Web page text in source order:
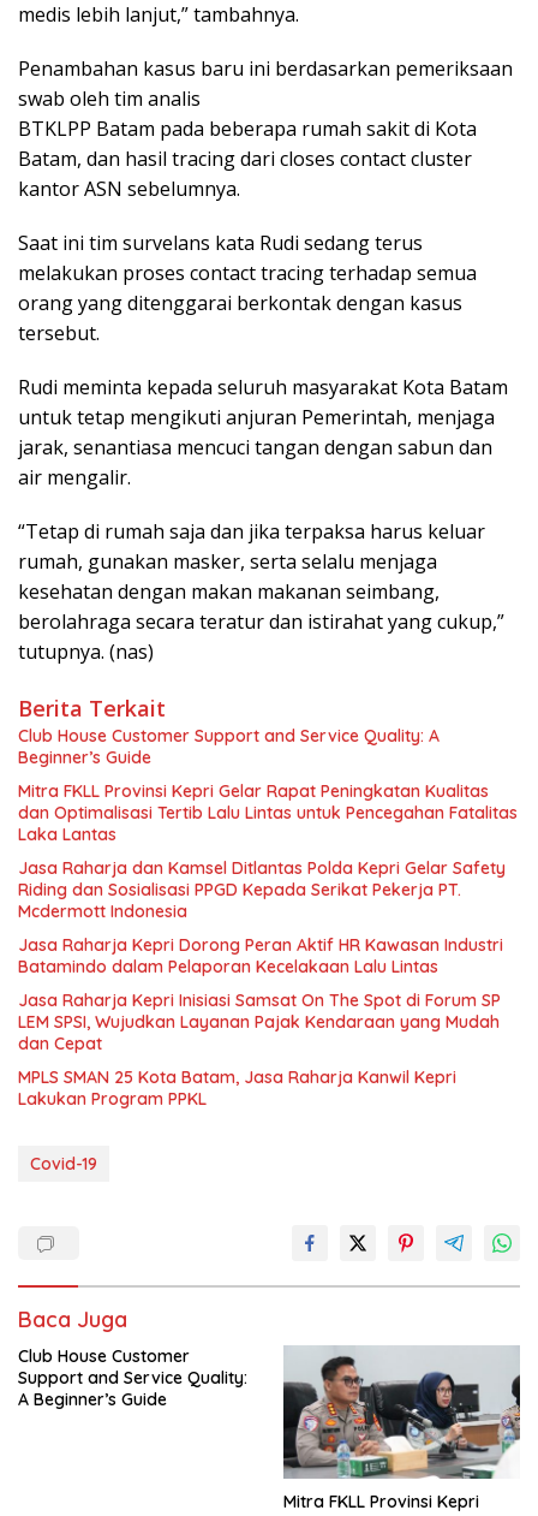
medis lebih lanjut,” tambahnya.
Penambahan kasus baru ini berdasarkan pemeriksaan
swab oleh tim analis
BTKLPP Batam pada beberapa rumah sakit di Kota
Batam, dan hasil tracing dari closes contact cluster
kantor ASN sebelumnya.
Saat ini tim survelans kata Rudi sedang terus
melakukan proses contact tracing terhadap semua
orang yang ditenggarai berkontak dengan kasus
tersebut.
Rudi meminta kepada seluruh masyarakat Kota Batam
untuk tetap mengikuti anjuran Pemerintah, menjaga
jarak, senantiasa mencuci tangan dengan sabun dan
air mengalir.
“Tetap di rumah saja dan jika terpaksa harus keluar
rumah, gunakan masker, serta selalu menjaga
kesehatan dengan makan makanan seimbang,
berolahraga secara teratur dan istirahat yang cukup,”
tutupnya. (nas)
Berita Terkait
Club House Customer Support and Service Quality: A
Beginner’s Guide
Mitra FKLL Provinsi Kepri Gelar Rapat Peningkatan Kualitas
dan Optimalisasi Tertib Lalu Lintas untuk Pencegahan Fatalitas
Laka Lantas
Jasa Raharja dan Kamsel Ditlantas Polda Kepri Gelar Safety
Riding dan Sosialisasi PPGD Kepada Serikat Pekerja PT.
Mcdermott Indonesia
Jasa Raharja Kepri Dorong Peran Aktif HR Kawasan Industri
Batamindo dalam Pelaporan Kecelakaan Lalu Lintas
Jasa Raharja Kepri Inisiasi Samsat On The Spot di Forum SP
LEM SPSI, Wujudkan Layanan Pajak Kendaraan yang Mudah
dan Cepat
MPLS SMAN 25 Kota Batam, Jasa Raharja Kanwil Kepri
Lakukan Program PPKL
Covid-19
Baca Juga
Club House Customer
Support and Service Quality:
A Beginner’s Guide
Mitra FKLL Provinsi Kepri